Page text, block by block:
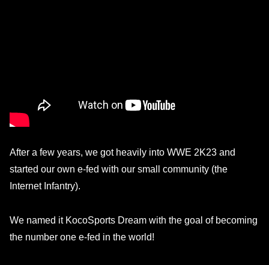
After a few years, we got heavily into WWE 2K23 and
started our own e-fed with our small community (the
Internet Infantry).
We named it KocoSports Dream with the goal of becoming
the number one e-fed in the world!